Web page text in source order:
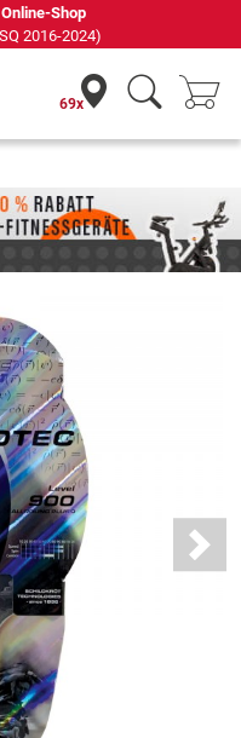
Servicetechnikern
69x
Next